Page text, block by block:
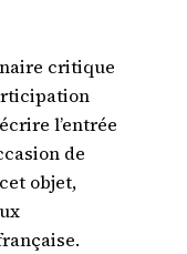
critique
l’entrée
de
objet,